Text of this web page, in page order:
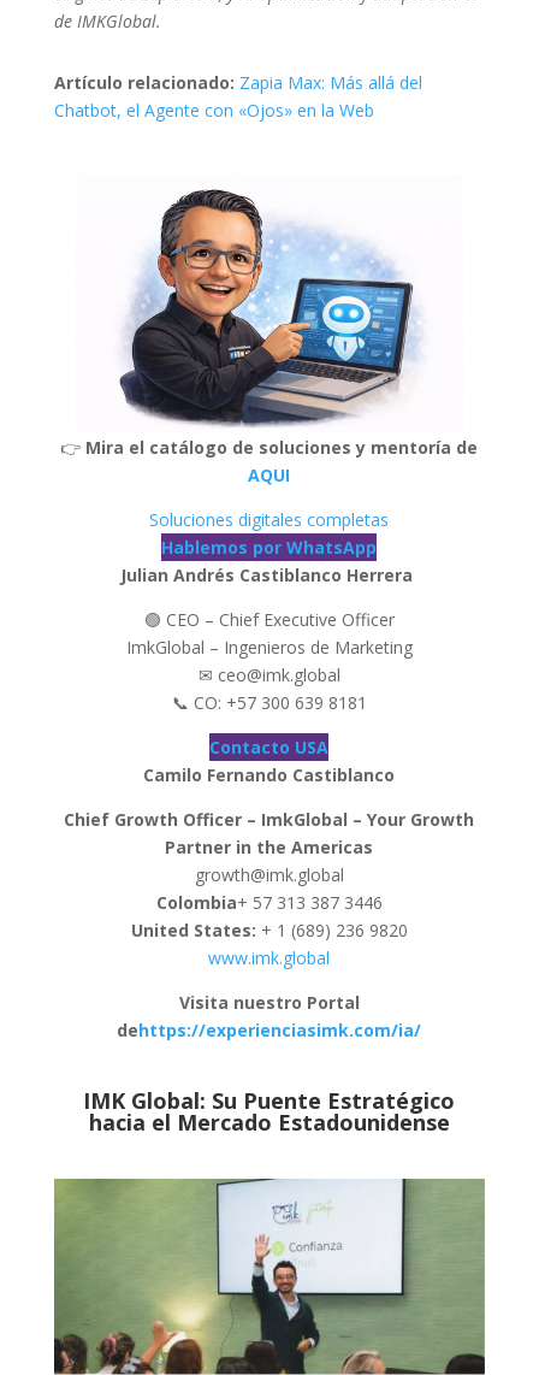
de IMKGlobal.
Artículo relacionado: Zapia Max: Más allá del
Chatbot, el Agente con «Ojos» en la Web
👉 Mira el catálogo de soluciones y mentoría de
AQUI
Soluciones digitales completas
Hablemos por WhatsApp
Julian Andrés Castiblanco Herrera
🟢 CEO – Chief Executive Officer
ImkGlobal – Ingenieros de Marketing
✉ ceo@imk.global
📞 CO: +57 300 639 8181
Contacto USA
Camilo Fernando Castiblanco
Chief Growth Officer – ImkGlobal – Your Growth
Partner in the Americas
growth@imk.global
Colombia+ 57 313 387 3446
United States: + 1 (689) 236 9820
www.imk.global
Visita nuestro Portal
dehttps://experienciasimk.com/ia/
IMK Global: Su Puente Estratégico
hacia el Mercado Estadounidense